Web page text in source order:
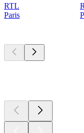
RTL
Paris